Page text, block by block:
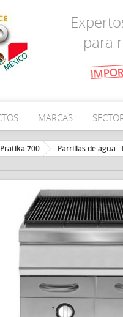
para
MARCAS
700 Parrillas de agua